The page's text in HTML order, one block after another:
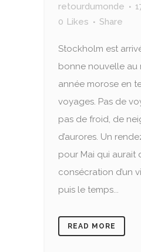
retourdumonde
0 Likes Share
Stockholm est
bonne nouvelle au
année morose en
voyages. Pas de
pas de froid, de
d’aurores. Un
pour Mai qui aurait
consécration d’un
puis le temps...
READ MORE